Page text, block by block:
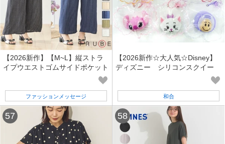
【2026新作】【M~L】縦ストラ
イプウエストゴムサイドポケット
ワイドパンツ(N52-245) (1号店)
ファッションメッセージ
【2026新作☆大人気☆Disney】
ディズニー シリコンスクイー
和合